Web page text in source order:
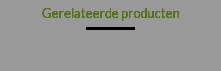
Gerelateerde producten